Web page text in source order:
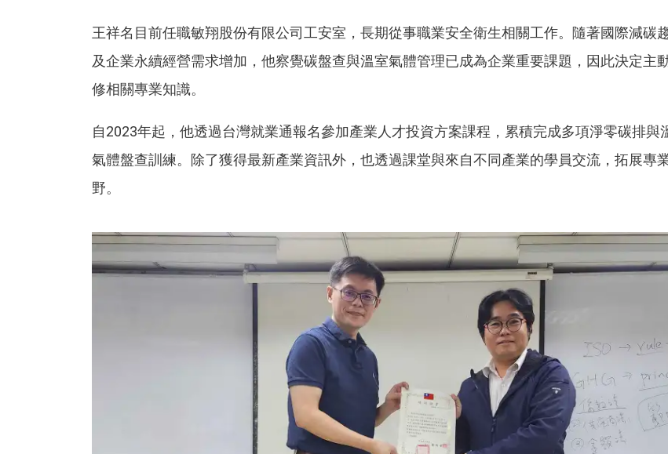
王祥名目前任職敏翔股份有限公司工安室，長期從事職業安全衛生相關工作。隨著國際減碳
及企業永續經營需求增加，他察覺碳盤查與溫室氣體管理已成為企業重要課題，因此決定主
修相關專業知識。
自2023年起，他透過台灣就業通報名參加產業人才投資方案課程，累積完成多項淨零碳排與
氣體盤查訓練。除了獲得最新產業資訊外，也透過課堂與來自不同產業的學員交流，拓展專
野。